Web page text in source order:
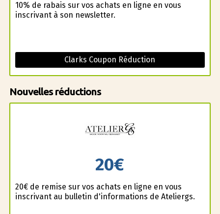
10% de rabais sur vos achats en ligne en vous
inscrivant à son newsletter.
Clarks Coupon Réduction
Nouvelles réductions
20€
20€ de remise sur vos achats en ligne en vous
inscrivant au bulletin d'informations de Ateliergs.